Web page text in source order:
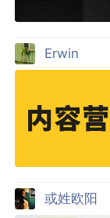
Erwin
或姓欧阳